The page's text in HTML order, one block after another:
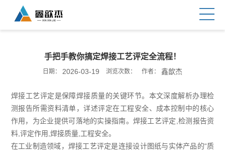
手把手教你搞定焊接工艺评定全流程！
日期： 2026-03-19 浏览次数： 作者： 鑫歆杰
焊接工艺评定是保障焊接质量的关键环节。本文深度解析办理检
测报告所需资料清单，详述评定在工程安全、成本控制中的核心
作用，为企业提供可落地的实操指南。焊接工艺评定,检测报告资
料,评定作用,焊接质量,工程安全。
在工业制造领域，焊接工艺评定是连接设计图纸与实体产品的“质